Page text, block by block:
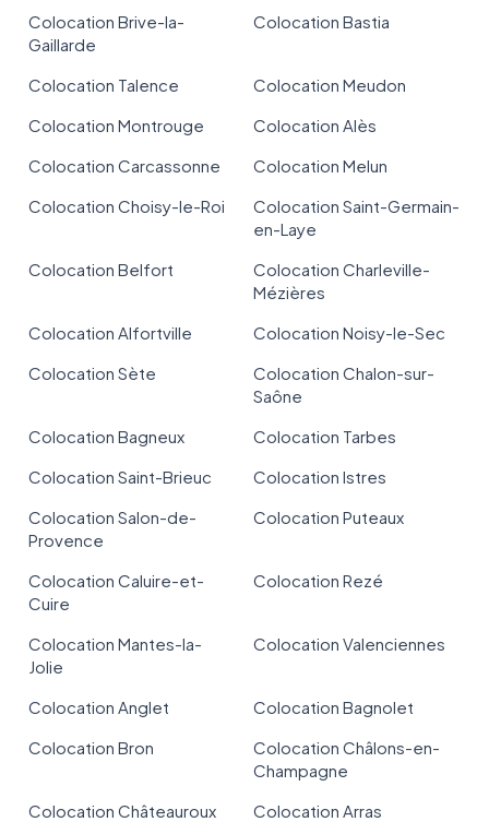
Colocation Brive-la-
Gaillarde
Colocation Bastia
Colocation Talence
Colocation Meudon
Colocation Montrouge
Colocation Alès
Colocation Carcassonne
Colocation Melun
Colocation Choisy-le-Roi
Colocation Saint-Germain-
en-Laye
Colocation Belfort
Colocation Charleville-
Mézières
Colocation Alfortville
Colocation Noisy-le-Sec
Colocation Sète
Colocation Chalon-sur-
Saône
Colocation Bagneux
Colocation Tarbes
Colocation Saint-Brieuc
Colocation Istres
Colocation Salon-de-
Provence
Colocation Puteaux
Colocation Caluire-et-
Cuire
Colocation Rezé
Colocation Mantes-la-
Jolie
Colocation Valenciennes
Colocation Anglet
Colocation Bagnolet
Colocation Bron
Colocation Châlons-en-
Champagne
Colocation Châteauroux
Colocation Arras